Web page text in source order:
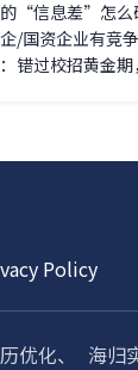
/国资企业有竞争
Policy
优化、
海归